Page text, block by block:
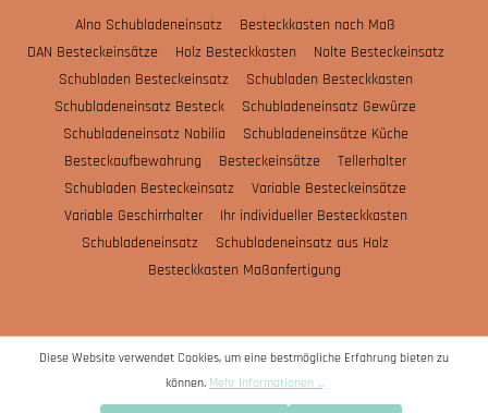
Alno Schubladeneinsatz
Besteckkasten nach Maß
DAN Besteckeinsätze
Holz Besteckkasten
Nolte Besteckeinsatz
Schubladen Besteckeinsatz
Schubladen Besteckkasten
Schubladeneinsatz Besteck
Schubladeneinsatz Gewürze
Schubladeneinsatz Nobilia
Schubladeneinsätze Küche
Besteckaufbewahrung
Besteckeinsätze
Tellerhalter
Schubladen Besteckeinsatz
Variable Besteckeinsätze
Variable Geschirrhalter
Ihr individueller Besteckkasten
Schubladeneinsatz
Schubladeneinsatz aus Holz
Besteckkasten Maßanfertigung
Diese Website verwendet Cookies, um eine bestmögliche Erfahrung bieten zu
können. Mehr Informationen ...